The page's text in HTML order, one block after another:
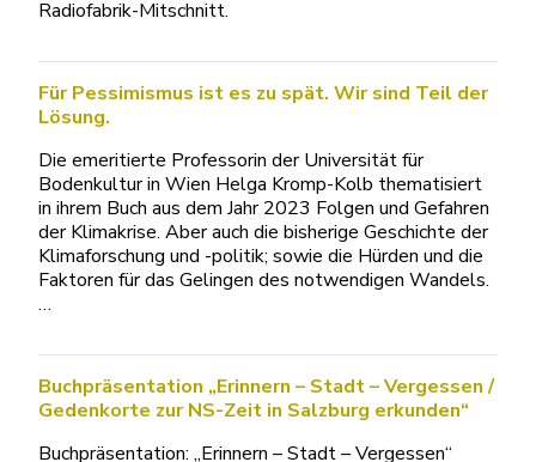
Radiofabrik-Mitschnitt.
Für Pessimismus ist es zu spät. Wir sind Teil der
Lösung.
Die emeritierte Professorin der Universität für
Bodenkultur in Wien Helga Kromp-Kolb thematisiert
in ihrem Buch aus dem Jahr 2023 Folgen und Gefahren
der Klimakrise. Aber auch die bisherige Geschichte der
Klimaforschung und -politik; sowie die Hürden und die
Faktoren für das Gelingen des notwendigen Wandels.
…
Buchpräsentation „Erinnern – Stadt – Vergessen /
Gedenkorte zur NS-Zeit in Salzburg erkunden“
Buchpräsentation: „Erinnern – Stadt – Vergessen“